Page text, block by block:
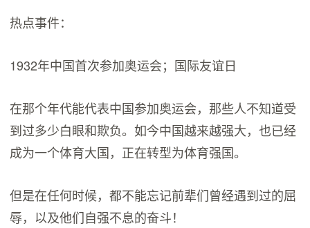
热点事件：
1932年中国首次参加奥运会；国际友谊日
在那个年代能代表中国参加奥运会，那些人不知道受
到过多少白眼和欺负。如今中国越来越强大，也已经
成为一个体育大国，正在转型为体育强国。
但是在任何时候，都不能忘记前辈们曾经遇到过的屈
辱，以及他们自强不息的奋斗！